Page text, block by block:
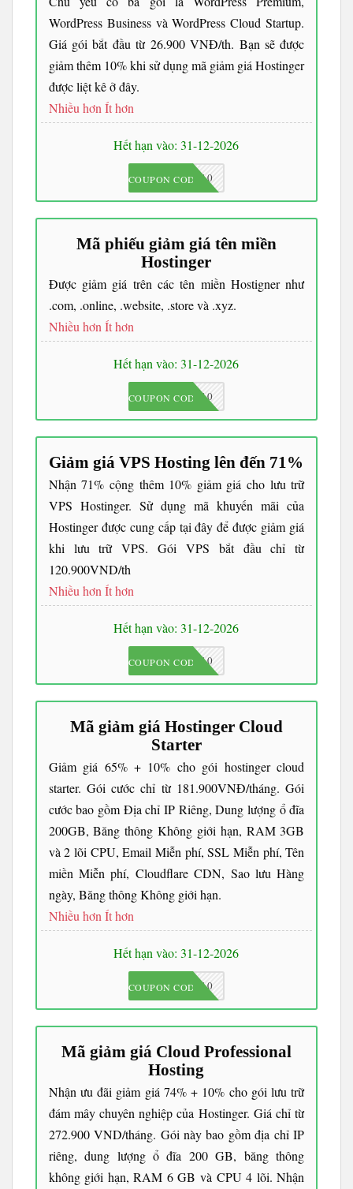
WordPress Business và WordPress Cloud Startup.
Giá gói bắt đầu từ 26.900 VNĐ/th. Bạn sẽ được
giảm thêm 10% khi sử dụng mã giảm giá Hostinger
được liệt kê ở đây.
Nhiều hơn Ít hơn
Hết hạn vào: 31-12-2026
JKC10
COUPON CODE
Mã phiếu giảm giá tên miền
Hostinger
Được giảm giá trên các tên miền Hostigner như
.com, .online, .website, .store và .xyz.
Nhiều hơn Ít hơn
Hết hạn vào: 31-12-2026
JKC10
COUPON CODE
Giảm giá VPS Hosting lên đến 71%
Nhận 71% cộng thêm 10% giảm giá cho lưu trữ
VPS Hostinger. Sử dụng mã khuyến mãi của
Hostinger được cung cấp tại đây để được giảm giá
khi lưu trữ VPS. Gói VPS bắt đầu chỉ từ
120.900VND/th
Nhiều hơn Ít hơn
Hết hạn vào: 31-12-2026
JKC10
COUPON CODE
Mã giảm giá Hostinger Cloud
Starter
Giảm giá 65% + 10% cho gói hostinger cloud
starter. Gói cước chỉ từ 181.900VNĐ/tháng. Gói
cước bao gồm Địa chỉ IP Riêng, Dung lượng ổ đĩa
200GB, Băng thông Không giới hạn, RAM 3GB
và 2 lõi CPU, Email Miễn phí, SSL Miễn phí, Tên
miền Miễn phí, Cloudflare CDN, Sao lưu Hàng
ngày, Băng thông Không giới hạn.
Nhiều hơn Ít hơn
Hết hạn vào: 31-12-2026
JKC10
COUPON CODE
Mã giảm giá Cloud Professional
Hosting
Nhận ưu đãi giảm giá 74% + 10% cho gói lưu trữ
đám mây chuyên nghiệp của Hostinger. Giá chỉ từ
272.900 VND/tháng. Gói này bao gồm địa chỉ IP
riêng, dung lượng ổ đĩa 200 GB, băng thông
không giới hạn, RAM 6 GB và CPU 4 lõi. Nhận